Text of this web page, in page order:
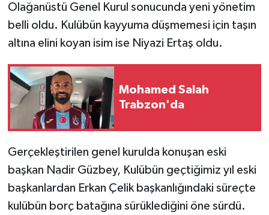
Olağanüstü Genel Kurul sonucunda yeni yönetim
belli oldu. Kulübün kayyuma düşmemesi için taşın
altına elini koyan isim ise Niyazi Ertaş oldu.
Mohamed Salah
Trabzon'da
Gerçekleştirilen genel kurulda konuşan eski
başkan Nadir Güzbey, Kulübün geçtiğimiz yıl eski
başkanlardan Erkan Çelik başkanlığındaki süreçte
kulübün borç batağına sürüklediğini öne sürdü.